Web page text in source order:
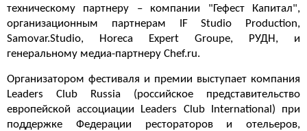
техническому партнеру – компании "Гефест Капитал",
организационным партнерам IF Studio Production,
Samovar.Studio, Horeca Expert Groupe, РУДН, и
генеральному медиа-партнеру Chef.ru.
Организатором фестиваля и премии выступает компания
Leaders Club Russia (российское представительство
европейской ассоциации Leaders Club International) при
поддержке Федерации рестораторов и отельеров,